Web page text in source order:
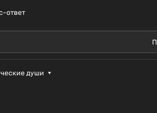
ответ
души